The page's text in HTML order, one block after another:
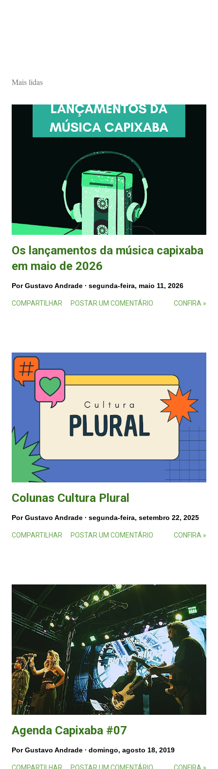
Mais lidas
Os lançamentos da música capixaba
em maio de 2026
PorGustavo Andrade segunda-feira, maio 11, 2026
COMPARTILHAR POSTAR UM COMENTÁRIO CONFIRA »
Colunas Cultura Plural
PorGustavo Andrade segunda-feira, setembro 22, 2025
COMPARTILHAR POSTAR UM COMENTÁRIO CONFIRA »
Agenda Capixaba #07
PorGustavo Andrade domingo, agosto 18, 2019